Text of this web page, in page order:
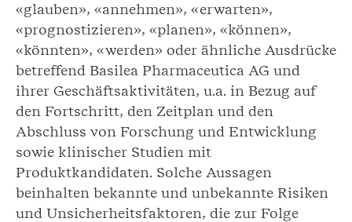
«glauben», «annehmen», «erwarten»,
«prognostizieren», «planen», «können»,
«könnten», «werden» oder ähnliche Ausdrücke
betreffend Basilea Pharmaceutica AG und
ihrer Geschäftsaktivitäten, u.a. in Bezug auf
den Fortschritt, den Zeitplan und den
Abschluss von Forschung und Entwicklung
sowie klinischer Studien mit
Produktkandidaten. Solche Aussagen
beinhalten bekannte und unbekannte Risiken
und Unsicherheitsfaktoren, die zur Folge